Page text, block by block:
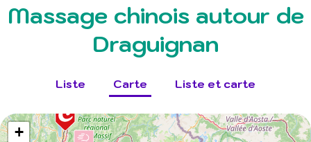
Massage chinois autour de
Draguignan
Liste Carte Liste et carte
+